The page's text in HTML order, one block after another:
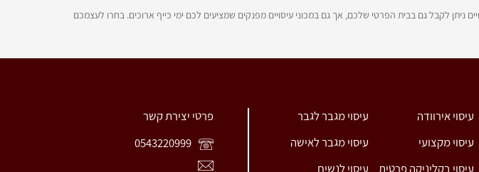
לקבל גם בבית הפרטי שלכם, אך גם במכוני עיסויים מפנקים שמציעים לכם ימי כייף ארוכים. בחרו לעצמכם
עיסוי אירוודה
עיסוי מקצועי
עיסוי בקליניקה פרטית
עיסוי מגבר לגבר
עיסוי מגבר לאישה
עיסוי לנשים
פרטי יצירת קשר